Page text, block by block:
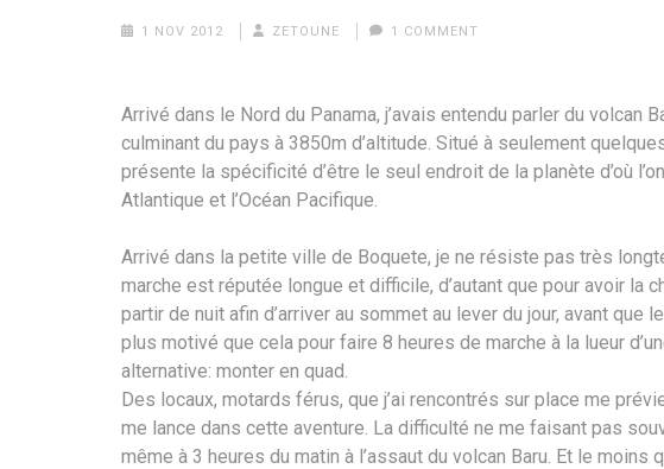
1 NOV 2012 ZETOUNE 1 COMMENT
Arrivé dans le Nord du Panama, j’avais entendu parler du volcan
culminant du pays à 3850m d’altitude. Situé à seulement
présente la spécificité d’être le seul endroit de la planète d’où
Atlantique et l’Océan Pacifique.
Arrivé dans la petite ville de Boquete, je ne résiste pas très
marche est réputée longue et difficile, d’autant que pour avoir la
partir de nuit afin d’arriver au sommet au lever du jour, avant que
plus motivé que cela pour faire 8 heures de marche à la lueur
alternative: monter en quad.
Des locaux, motards férus, que j’ai rencontrés sur place me
me lance dans cette aventure. La difficulté ne me faisant pas
même à 3 heures du matin à l’assaut du volcan Baru. Et le moins